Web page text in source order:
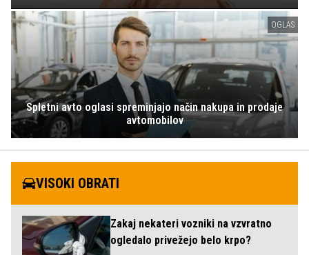
OGLAS
Spletni avto oglasi spreminjajo način nakupa in prodaje
avtomobilov
VISOKI OBRATI
Zakaj nekateri vozniki na vzvratno
ogledalo privežejo belo krpo?